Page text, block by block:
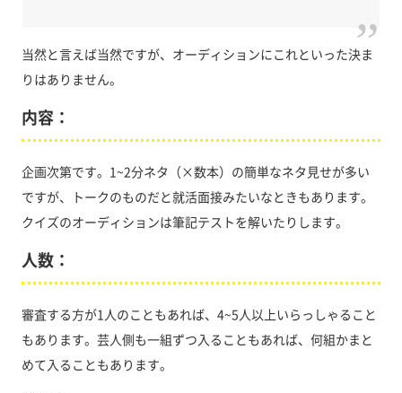
当然と言えば当然ですが、オーディションにこれといった決ま
りはありません。
内容：
企画次第です。1~2分ネタ（×数本）の簡単なネタ見せが多い
ですが、トークのものだと就活面接みたいなときもあります。
クイズのオーディションは筆記テストを解いたりします。
人数：
審査する方が1人のこともあれば、4~5人以上いらっしゃること
もあります。芸人側も一組ずつ入ることもあれば、何組かまと
めて入ることもあります。